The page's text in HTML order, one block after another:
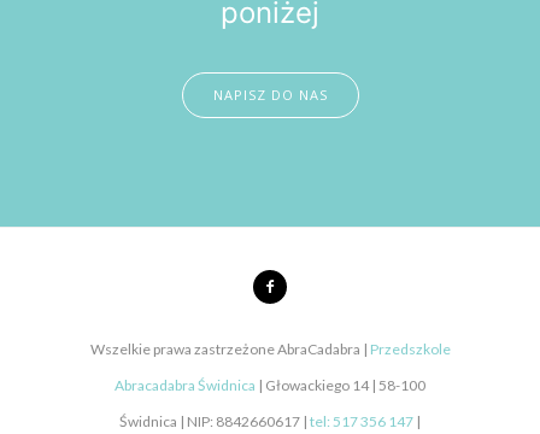
poniżej
NAPISZ DO NAS
Wszelkie prawa zastrzeżone AbraCadabra | Przedszkole
Abracadabra Świdnica | Głowackiego 14 | 58-100
Świdnica | NIP: 8842660617 | tel: 517 356 147 |